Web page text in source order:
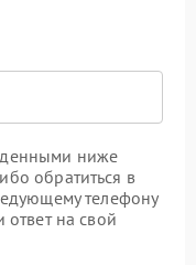
ниже
обратиться в
телефону
на свой